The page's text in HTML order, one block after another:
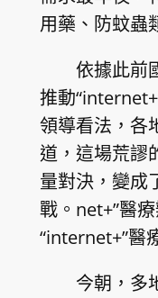
用藥、防蚊蟲
依據此前
推動
領導看法，各
道，這場荒謬
量對決，變成
戰。net+”醫
“internet+”醫
今朝，多